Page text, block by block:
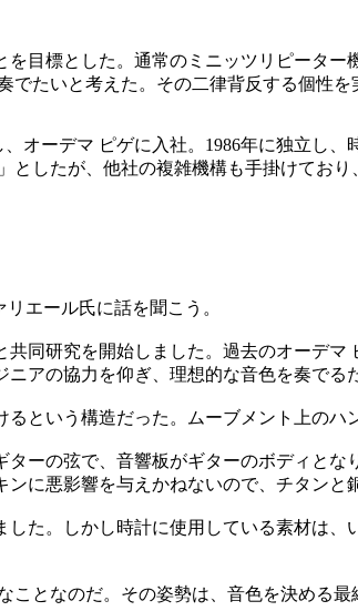
目標とした。通常のミニッツリピータ
たいと考えた。その二律背反する個性を
オーデマ ピゲに入社。1986年に独立し
としたが、他社の複雑機構も手掛けてお
エール氏に話を聞こう。
共同研究を開始しました。過去のオーデ
アの協力を仰ぎ、理想的な音色を奏でる
という構造だった。ムーブメント上の
ターの弦で、音響板がギターのボディと
に悪影響を与えかねないので、チタンと
た。しかし時計に使用している素材は
となのだ。その姿勢は、音色を決める最